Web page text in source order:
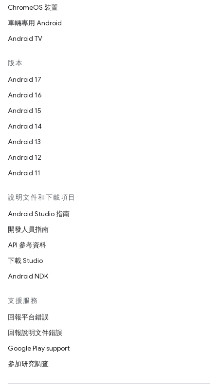
ChromeOS 裝置
車輛專用 Android
Android TV
版本
Android 17
Android 16
Android 15
Android 14
Android 13
Android 12
Android 11
說明文件和下載項目
Android Studio 指南
開發人員指南
API 參考資料
下載 Studio
Android NDK
支援服務
回報平台錯誤
回報說明文件錯誤
Google Play support
參加研究調查